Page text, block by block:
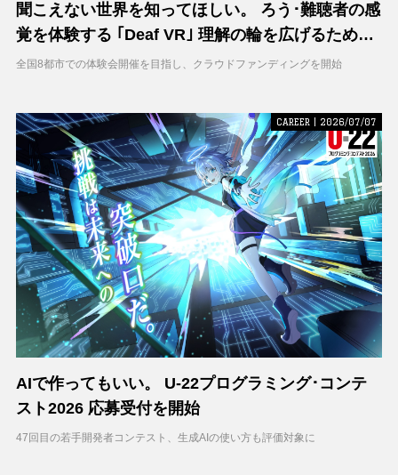
聞こえない世界を知ってほしい。 ろう･難聴者の感
覚を体験する ｢Deaf VR｣ 理解の輪を広げるため支
援募集を開始
全国8都市での体験会開催を目指し、クラウドファンディングを開始
CAREER | 2026/07/07
AIで作ってもいい。 U-22プログラミング･コンテ
スト2026 応募受付を開始
47回目の若手開発者コンテスト、生成AIの使い方も評価対象に